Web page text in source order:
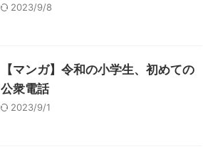
2023/9/8
【マンガ】令和の小学生、初めての
公衆電話
2023/9/1